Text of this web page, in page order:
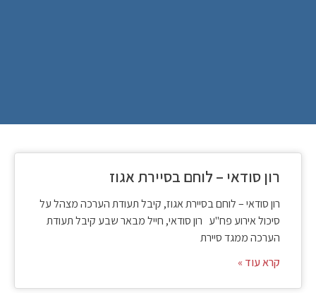
רון סודאי – לוחם בסיירת אגוז
רון סודאי – לוחם בסיירת אגוז, קיבל תעודת הערכה מצהל על
סיכול אירוע פח"ע רון סודאי, חייל מבאר שבע קיבל תעודת
הערכה ממגד סיירת
קרא עוד »